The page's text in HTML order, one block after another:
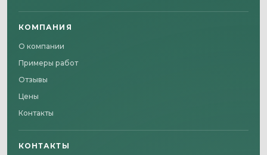
КОМПАНИЯ
О компании
Примеры работ
Отзывы
Цены
Контакты
КОНТАКТЫ